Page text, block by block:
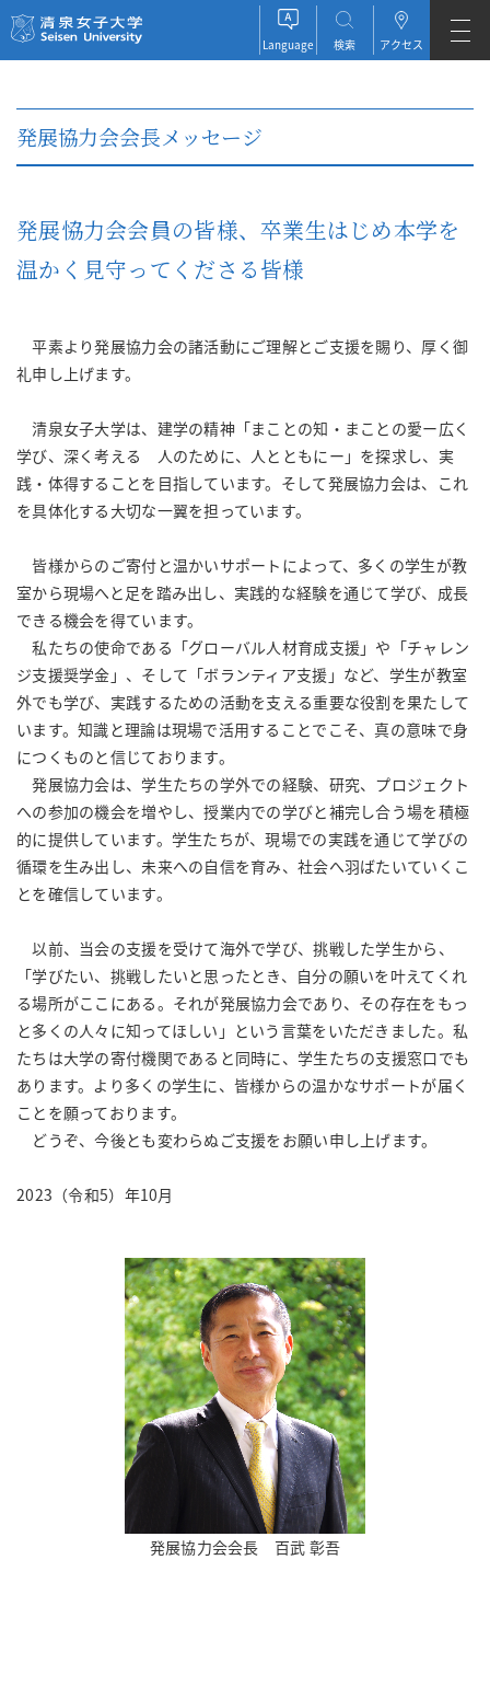
清泉女子大学 Seisen University
Language 検索 アクセス
発展協力会会長メッセージ
発展恊力会会員の皆様、卒業生はじめ本学を
温かく見守ってくださる皆様
平素より発展協力会の諸活動にご理解とご支援を賜り、厚く御
礼申し上げます。
清泉女子大学は、建学の精神「まことの知・まことの愛ー広く
学び、深く考える 人のために、人とともにー」を探求し、実
践・体得することを目指しています。そして発展協力会は、これ
を具体化する大切な一翼を担っています。
皆様からのご寄付と温かいサポートによって、多くの学生が教
室から現場へと足を踏み出し、実践的な経験を通じて学び、成長
できる機会を得ています。
私たちの使命である「グローバル人材育成支援」や「チャレン
ジ支援奨学金」、そして「ボランティア支援」など、学生が教室
外でも学び、実践するための活動を支える重要な役割を果たして
います。知識と理論は現場で活用することでこそ、真の意味で身
につくものと信じております。
発展協力会は、学生たちの学外での経験、研究、プロジェクト
への参加の機会を増やし、授業内での学びと補完し合う場を積極
的に提供しています。学生たちが、現場での実践を通じて学びの
循環を生み出し、未来への自信を育み、社会へ羽ばたいていくこ
とを確信しています。
以前、当会の支援を受けて海外で学び、挑戦した学生から、
「学びたい、挑戦したいと思ったとき、自分の願いを叶えてくれ
る場所がここにある。それが発展協力会であり、その存在をもっ
と多くの人々に知ってほしい」という言葉をいただきました。私
たちは大学の寄付機関であると同時に、学生たちの支援窓口でも
あります。より多くの学生に、皆様からの温かなサポートが届く
ことを願っております。
どうぞ、今後とも変わらぬご支援をお願い申し上げます。
2023（令和5）年10月
発展協力会会長 百武 彰吾